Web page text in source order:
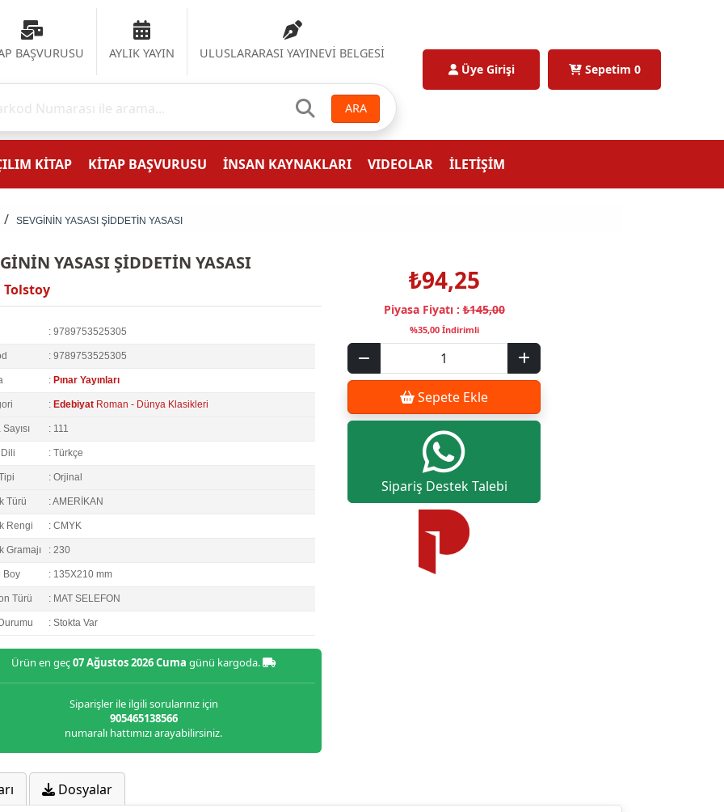
BAŞVURUSU AYLIK YAYIN ULUSLARARASI YAYINEVİ BELGESİ
ARA
Üye Girişi Sepetim 0
KİTAP KİTAP BAŞVURUSU İNSAN KAYNAKLARI VIDEOLAR İLETİŞİM
SEVGİNİN YASASI ŞİDDETİN YASASI
YASASI ŞİDDETİN YASASI
Tolstoy
: 9789753525305
: 9789753525305
: Pınar Yayınları
: Edebiyat Roman - Dünya Klasikleri
: 111
: Türkçe
: Orjinal
Türü : AMERİKAN
Rengi : CMYK
Gramajı : 230
Boy : 135X210 mm
Türü : MAT SELEFON
: Stokta Var
Ürün en geç07 Ağustos 2026 Cuma günü kargoda.
Siparişler ile ilgili sorularınız için
905465138566
numaralı hattımızı arayabilirsiniz.
₺94,25
Piyasa Fiyatı :₺145,00
%35,00 İndirimli
Sepete Ekle
Sipariş Destek Talebi
Dosyalar